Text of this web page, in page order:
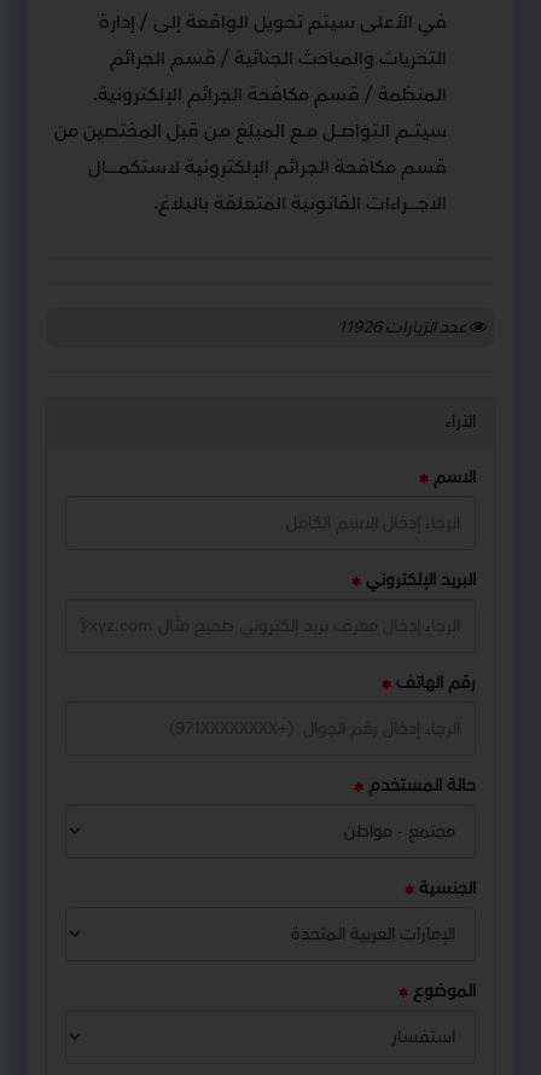
في الأعلى سيتم تحويل الواقعة إلى / إدارة
التحريات والمباحث الجنائية / قسم الجرائم
المنظمة / قسم مكافحة الجرائم الإلكترونية.
سيتــم التواصــل مــع المبلغ مـن قبل المختصين من
قسم مكافحة الجرائم الإلكترونية لاستكمـــــال
الاجــــراءات القانونية المتعلقة بالبلاغ.
عدد الزيارات11926
الآراء
الاسم
البريد الإلكتروني
رقم الهاتف
حالة المستخدم
الجنسية
الموضوع